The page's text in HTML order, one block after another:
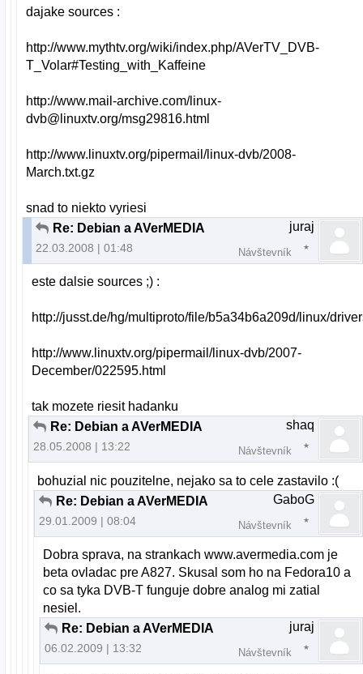
dajake sources :
http://www.mythtv.org/wiki/index.php/AVerTV_DVB-
T_Volar#Testing_with_Kaffeine
http://www.mail-archive.com/linux-
dvb@linuxtv.org/msg29816.html
http://www.linuxtv.org/pipermail/linux-dvb/2008-
March.txt.gz
snad to niekto vyriesi
Re: Debian a AVerMEDIA
22.03.2008 | 01:48
juraj
Návštevník
este dalsie sources ;) :
http://jusst.de/hg/multiproto/file/b5a34b6a209d/linux/
http://www.linuxtv.org/pipermail/linux-dvb/2007-
December/022595.html
tak mozete riesit hadanku
Re: Debian a AVerMEDIA
28.05.2008 | 13:22
shaq
Návštevník
bohuzial nic pouzitelne, nejako sa to cele zastavilo :(
Re: Debian a AVerMEDIA
29.01.2009 | 08:04
GaboG
Návštevník
Dobra sprava, na strankach www.avermedia.com je
beta ovladac pre A827. Skusal som ho na Fedora10 a
co sa tyka DVB-T funguje dobre analog mi zatial
nesiel.
Re: Debian a AVerMEDIA
06.02.2009 | 13:32
juraj
Návštevník